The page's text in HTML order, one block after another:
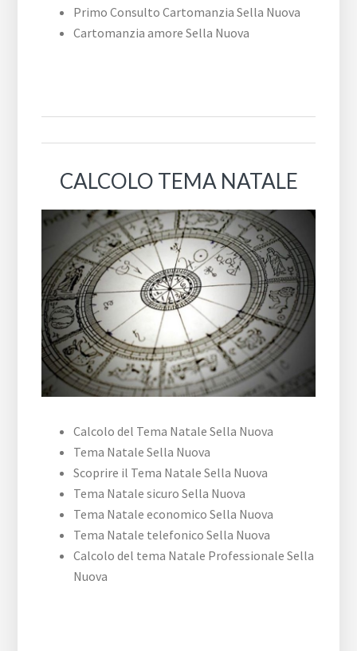
Primo Consulto Cartomanzia Sella Nuova
Cartomanzia amore Sella Nuova
CALCOLO TEMA NATALE
Calcolo del Tema Natale Sella Nuova
Tema Natale Sella Nuova
Scoprire il Tema Natale Sella Nuova
Tema Natale sicuro Sella Nuova
Tema Natale economico Sella Nuova
Tema Natale telefonico Sella Nuova
Calcolo del tema Natale Professionale Sella
Nuova